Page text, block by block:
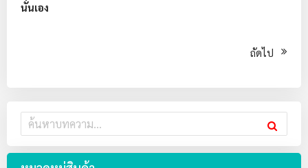
นั่นเอง
ถัดไป